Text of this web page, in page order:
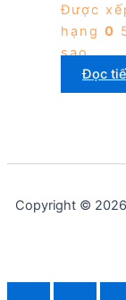
Được
hạng 0
sao
Đọc
Copyright ©